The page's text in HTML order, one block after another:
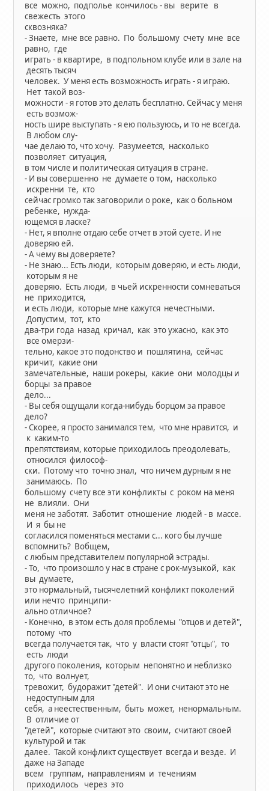
все можно, подполье кончилось - вы верите в
свежесть этого
сквозняка?
- Знаете, мне все равно. По большому счету мне все
равно, где
играть - в квартире, в подпольном клубе или в зале на
десять тысяч
человек. У меня есть возможность играть - я играю.
Нет такой воз-
можности - я готов это делать бесплатно. Сейчас у меня
есть возмож-
ность шире выступать - я ею пользуюсь, и то не всегда.
В любом слу-
чае делаю то, что хочу. Разумеется, насколько
позволяет ситуация,
в том числе и политическая ситуация в стране.
- И вы совершенно не думаете о том, насколько
искренни те, кто
сейчас громко так заговорили о роке, как о больном
ребенке, нужда-
ющемся в ласке?
- Нет, я вполне отдаю себе отчет в этой суете. И не
доверяю ей.
- А чему вы доверяете?
- Не знаю... Есть люди, которым доверяю, и есть люди,
которым я не
доверяю. Есть люди, в чьей искренности сомневаться
не приходится,
и есть люди, которые мне кажутся нечестными.
Допустим, тот, кто
два-три года назад кричал, как это ужасно, как это
все омерзи-
тельно, какое это подонство и пошлятина, сейчас
кричит, какие они
замечательные, наши рокеры, какие они молодцы и
борцы за правое
дело...
- Вы себя ощущали когда-нибудь борцом за правое
дело?
- Скорее, я просто занимался тем, что мне нравится, и
к каким-то
препятствиям, которые приходилось преодолевать,
относился философ-
ски. Потому что точно знал, что ничем дурным я не
занимаюсь. По
большому счету все эти конфликты с роком на меня
не влияли. Они
меня не заботят. Заботит отношение людей - в массе.
И я бы не
согласился поменяться местами с... кого бы лучше
вспомнить? Вобщем,
с любым представителем популярной эстрады.
- То, что произошло у нас в стране с рок-музыкой, как
вы думаете,
это нормальный, тысячелетний конфликт поколений
или нечто принципи-
ально отличное?
- Конечно, в этом есть доля проблемы "отцов и детей",
потому что
всегда получается так, что у власти стоят "отцы", то
есть люди
другого поколения, которым непонятно и неблизко
то, что волнует,
тревожит, будоражит "детей". И они считают это не
недоступным для
себя, а неестественным, быть может, ненормальным.
В отличие от
"детей", которые считают это своим, считают своей
культурой и так
далее. Такой конфликт существует всегда и везде. И
даже на Западе
всем группам, направлениям и течениям
приходилось через это